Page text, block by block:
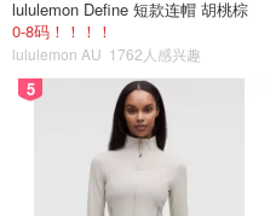
lululemon Define 短款连帽 胡桃棕
0-8码！！！！
lululemon AU 1762人感兴趣
5